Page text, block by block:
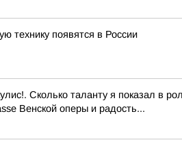
технику появятся в России
Сколько таланту я показал в
Венской оперы и радость...